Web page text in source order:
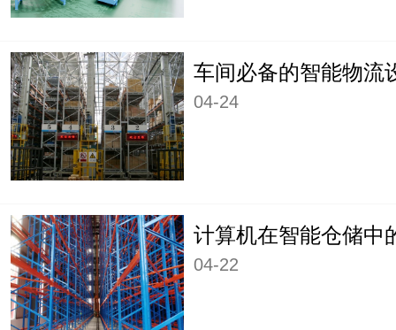
车间必备的智能物流
04-24
计算机在智能仓储中
04-22